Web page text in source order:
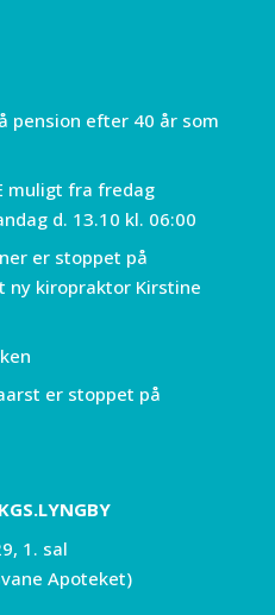
pension efter 40 år som
muligt fra fredag
d. 13.10 kl. 06:00
er stoppet på
ny kiropraktor Kirstine
er stoppet på
1. sal
Apoteket)